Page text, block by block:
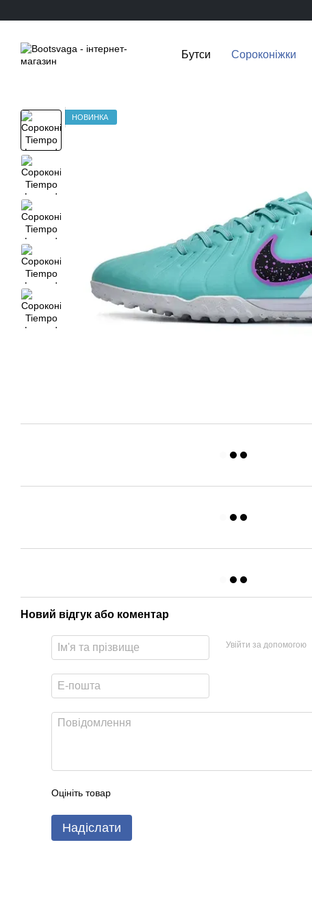
Бутси Сороконіжки
НОВИНКА
Новий відгук або коментар
Увійти за допомогою
Оцініть товар
Надіслати